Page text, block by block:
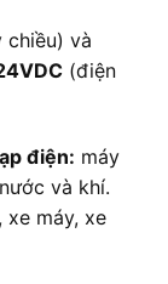
chiều) và
(điện
điện: máy
và khí.
xe máy, xe